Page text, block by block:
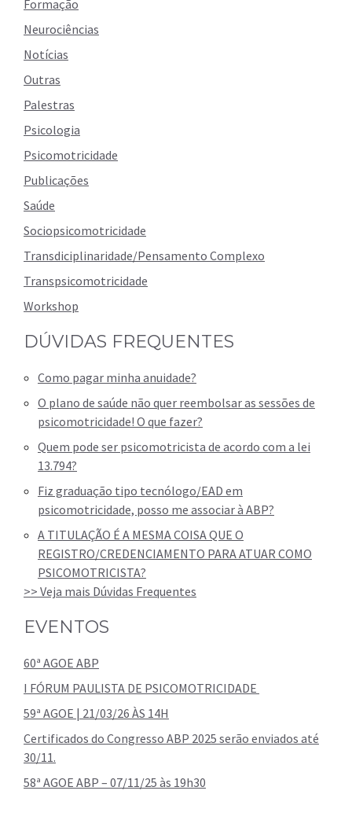
Formação
Neurociências
Notícias
Outras
Palestras
Psicologia
Psicomotricidade
Publicações
Saúde
Sociopsicomotricidade
Transdiciplinaridade/Pensamento Complexo
Transpsicomotricidade
Workshop
DÚVIDAS FREQUENTES
Como pagar minha anuidade?
O plano de saúde não quer reembolsar as sessões de
psicomotricidade! O que fazer?
Quem pode ser psicomotricista de acordo com a lei
13.794?
Fiz graduação tipo tecnólogo/EAD em
psicomotricidade, posso me associar à ABP?
A TITULAÇÃO É A MESMA COISA QUE O
REGISTRO/CREDENCIAMENTO PARA ATUAR COMO
PSICOMOTRICISTA?
>> Veja mais Dúvidas Frequentes
EVENTOS
60ª AGOE ABP
I FÓRUM PAULISTA DE PSICOMOTRICIDADE
59ª AGOE | 21/03/26 ÀS 14H
Certificados do Congresso ABP 2025 serão enviados até
30/11.
58ª AGOE ABP – 07/11/25 às 19h30